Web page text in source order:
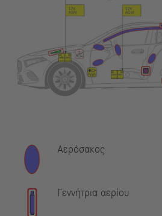
Αερόσακος
Γεννήτρια αερίου